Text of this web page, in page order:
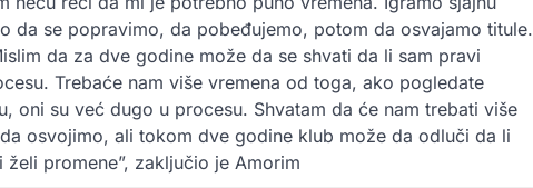
da se popravimo, da pobeđujemo, potom da osvajamo titule.
da za dve godine može da se shvati da li sam pravi
Trebaće nam više vremena od toga, ako pogledate
oni su već dugo u procesu. Shvatam da će nam trebati više
osvojimo, ali tokom dve godine klub može da odluči da li
promene”, zaključio je Amorim